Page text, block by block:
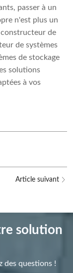
passer à un
n'est plus un
constructeur de
de systèmes
de stockage
solutions
à vos
Article suivant
solution
des questions !